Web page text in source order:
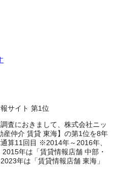
査におきまして、株式会社ニッ
産仲介 賃貸 東海】の第1位を8年
算11回目 ※2014年～2016年、
年は「賃貸情報店舗 中部・
年は「賃貸情報店舗 東海」